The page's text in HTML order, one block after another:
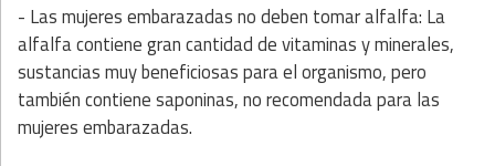
- Las mujeres embarazadas no deben tomar alfalfa: La
alfalfa contiene gran cantidad de vitaminas y minerales,
sustancias muy beneficiosas para el organismo, pero
también contiene saponinas, no recomendada para las
mujeres embarazadas.